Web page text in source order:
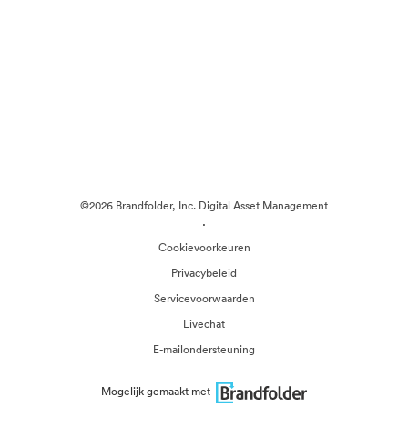
©2026 Brandfolder, Inc. Digital Asset Management
·
Cookievoorkeuren
Privacybeleid
Servicevoorwaarden
Livechat
E-mailondersteuning
Mogelijk gemaakt met